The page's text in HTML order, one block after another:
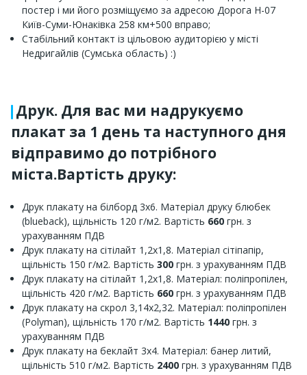
постер і ми його розміщуємо за адресою Дорога Н-07
Київ-Суми-Юнаківка 258 км+500 вправо;
Стабільний контакт із цільовою аудиторією у місті
Недригайлів (Сумська область) :)
Друк. Для вас ми надрукуємо
плакат за 1 день та наступного дня
відправимо до потрібного
міста.Вартість друку:
Друк плакату на білборд 3х6. Матеріал друку блюбек
(blueback), щільність 120 г/м2. Вартість 660 грн. з
урахуванням ПДВ
Друк плакату на сітілайт 1,2х1,8. Матеріал сітіпапір,
щільність 150 г/м2. Вартість 300 грн. з урахуванням ПДВ
Друк плакату на сітілайт 1,2х1,8. Матеріал: поліпропілен,
щільність 420 г/м2. Вартість 660 грн. з урахуванням ПДВ
Друк плакату на скрол 3,14х2,32. Матеріал: поліпропілен
(Polyman), щільність 170 г/м2. Вартість 1440 грн. з
урахуванням ПДВ
Друк плакату на беклайт 3х4. Матеріал: банер литий,
щільність 510 г/м2. Вартість 2400 грн. з урахуванням ПДВ